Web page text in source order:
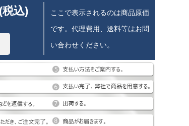
税込)
ここで表示されるのは商品原価
です。代理費用、送料等はお問
い合わせください。